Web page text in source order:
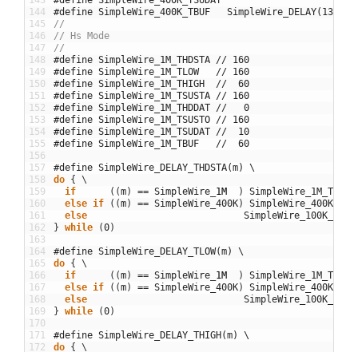
144
145
146
147
148
149
150
151
152
153
154
155
156
157
158
159
160
161
162
163
164
165
166
167
168
169
170
171
172
#define SimpleWire_400K_TBUF
//
// Hs Mode
//
#define SimpleWire_1M_THDSTA // 160
#define SimpleWire_1M_TLOW   // 160
#define SimpleWire_1M_THIGH  //  60
#define SimpleWire_1M_TSUSTA // 160
#define SimpleWire_1M_THDDAT //   0
#define SimpleWire_1M_TSUSTO // 160
#define SimpleWire_1M_TSUDAT //  10
#define SimpleWire_1M_TBUF   //  60
#define SimpleWire_DELAY_THDSTA(m) \
do {
\
if
( (m) == SimpleWire 1M )
else if ( (m) == SimpleWire_400K)
else
} while (0)
#define SimpleWire_DELAY_TLOW(m) \
do {
\
if
( (m) == SimpleWire 1M ) SimpleWire_1M_TLOW
else if ( (m) == SimpleWire_400K)
else
SimpleWire_100K_TLOW
} while (0)
#define SimpleWire_DELAY_THIGH(m) \
do { \